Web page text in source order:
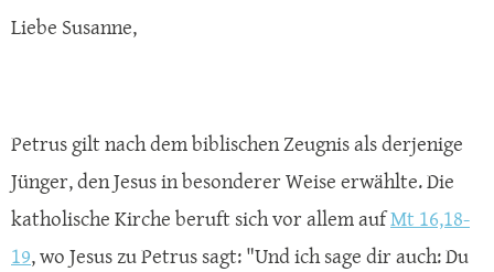
Liebe Susanne,
Petrus gilt nach dem biblischen Zeugnis als derjenige
Jünger, den Jesus in besonderer Weise erwählte. Die
katholische Kirche beruft sich vor allem aufMt 16,18-
19, wo Jesus zu Petrus sagt: "Und ich sage dir auch: Du